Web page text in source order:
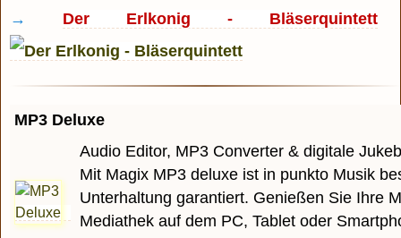
→ Der Erlkonig - Bläserquintett
MP3 Deluxe
Audio Editor, MP3 Converter & digitale
Mit Magix MP3 deluxe ist in punkto Musik
Unterhaltung garantiert. Genießen Sie Ihre
Mediathek auf dem PC, Tablet oder